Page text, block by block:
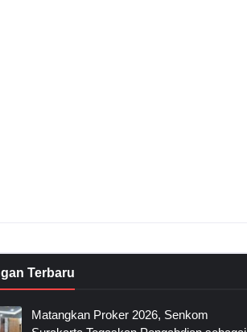
Terbaru
Matangkan Proker 2026, Senkom